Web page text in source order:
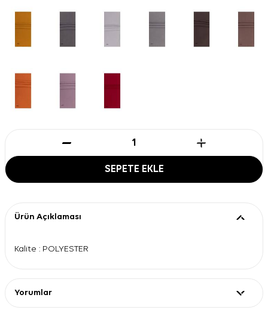
SEPETE EKLE
Ürün Açıklaması
Kalite : POLYESTER
Yorumlar